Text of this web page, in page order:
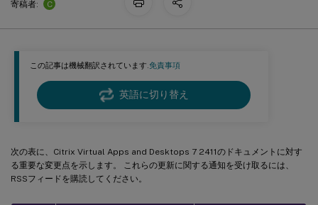
この記事は機械翻訳されています.免責事項
英語に切り替え
次の表に、Citrix Virtual Apps and Desktops 7 2411のドキュメントに対す
る重要な変更点を示します。 これらの更新に関する通知を受け取るには、
RSSフィードを購読してください。
寄稿者:
C